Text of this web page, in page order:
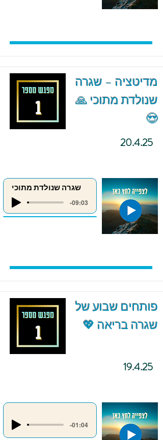
מדיטציה – שגרה
שנולדת מתוכי 🙏
😍
20.4.25
שגרה שנולדת מתוכי
-09:03
פותחים שבוע של
שגרה בריאה 💖
19.4.25
-01:04